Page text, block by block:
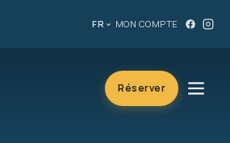
FR MON COMPTE
Réserver